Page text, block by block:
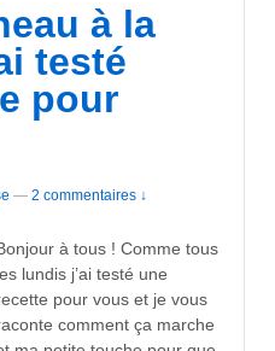
à la
testé
pour
— 2 commentaires ↓
à tous ! Comme tous
lundis j’ai testé une
pour vous et je vous
comment ça marche